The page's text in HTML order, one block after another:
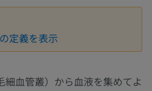
定義を表示
細血管叢）から血液を集めてよ